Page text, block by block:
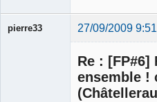
pierre33 27/09/2009
Re : [FP#6]
ensemble !